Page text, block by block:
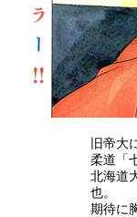
旧帝大
柔道「
北海道
也。
期待に